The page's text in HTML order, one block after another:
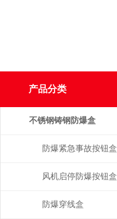
产品分类
不锈钢铸钢防爆盒
防爆紧急事故按钮盒
风机启停防爆按钮盒
防爆穿线盒